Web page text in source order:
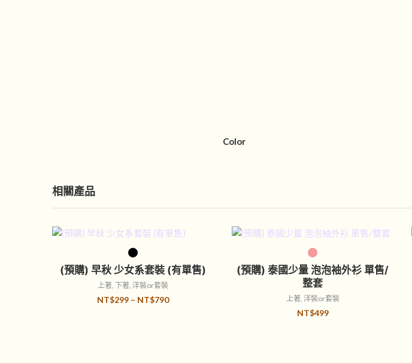
Color
相關產品
選擇規格
(預購) 早秋 少女系套裝 (有單售)
上著, 下著, 洋裝or套裝
NT$299 – NT$790
選擇規格
(預購) 泰國少量 泡泡袖外衫 單售/
整套
上著, 洋裝or套裝
NT$499